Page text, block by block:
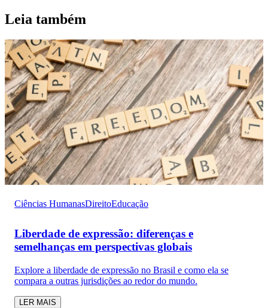
Leia também
Ciências HumanasDireitoEducação
Liberdade de expressão: diferenças e
semelhanças em perspectivas globais
Explore a liberdade de expressão no Brasil e como ela se
compara a outras jurisdições ao redor do mundo.
LER MAIS